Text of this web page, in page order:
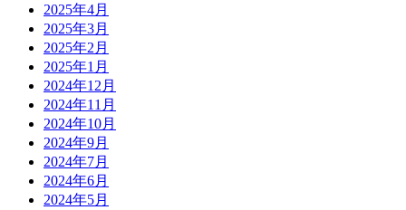
2025年4月
2025年3月
2025年2月
2025年1月
2024年12月
2024年11月
2024年10月
2024年9月
2024年7月
2024年6月
2024年5月